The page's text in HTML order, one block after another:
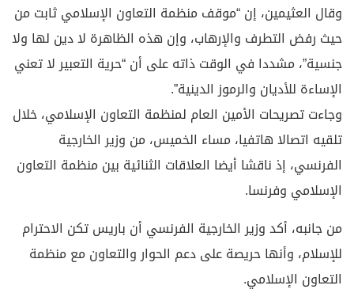
وقال العثيمين، إن “موقف منظمة التعاون الإسلامي ثابت من
حيث رفض التطرف والإرهاب، وإن هذه الظاهرة لا دين لها ولا
جنسية”، مشددا في الوقت ذاته على أن “حرية التعبير لا تعني
الإساءة للأديان والرموز الدينية”.
وجاءت تصريحات الأمين العام لمنظمة التعاون الإسلامي، خلال
تلقيه اتصالا هاتفيا، مساء الخميس، من وزير الخارجية
الفرنسي، إذ ناقشا أيضا العلاقات الثنائية بين منظمة التعاون
الإسلامي وفرنسا.
من جانبه، أكد وزير الخارجية الفرنسي أن باريس تكن الاحترام
للإسلام، وأنها حريصة على دعم الحوار والتعاون مع منظمة
التعاون الإسلامي.